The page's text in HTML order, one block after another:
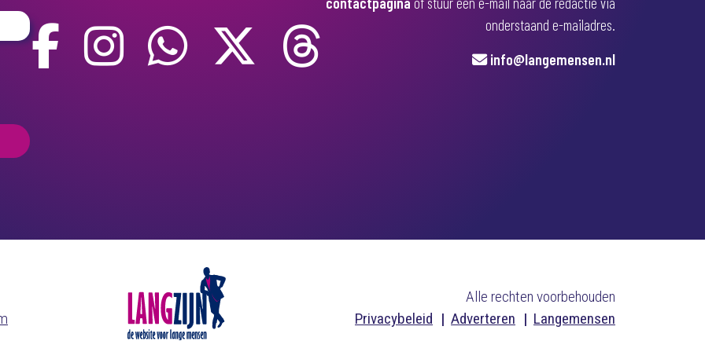
onderstaand e-mailadres.
info@langemensen.nl
Alle rechten voorbehouden
Privacybeleid
Adverteren Langemensen